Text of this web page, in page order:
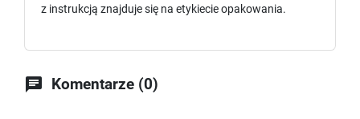
z instrukcją znajduje się na etykiecie opakowania.
 Komentarze (0)